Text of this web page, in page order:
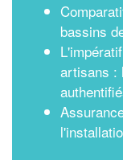
bassins
artisans :